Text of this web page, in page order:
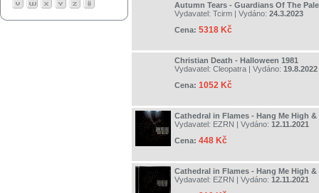
Autumn Tears - Guardians Of The Pale
Vydavatel: Tcirm | Vydáno: 24.3.2023
Cena: 5318 Kč
Christian Death - Halloween 1981
Vydavatel: Cleopatra | Vydáno: 19.8.2022
Cena: 1052 Kč
Cathedral in Flames - Hang Me High &
Vydavatel: EZRN | Vydáno: 12.11.2021
Cena: 448 Kč
Cathedral in Flames - Hang Me High &
Vydavatel: EZRN | Vydáno: 12.11.2021